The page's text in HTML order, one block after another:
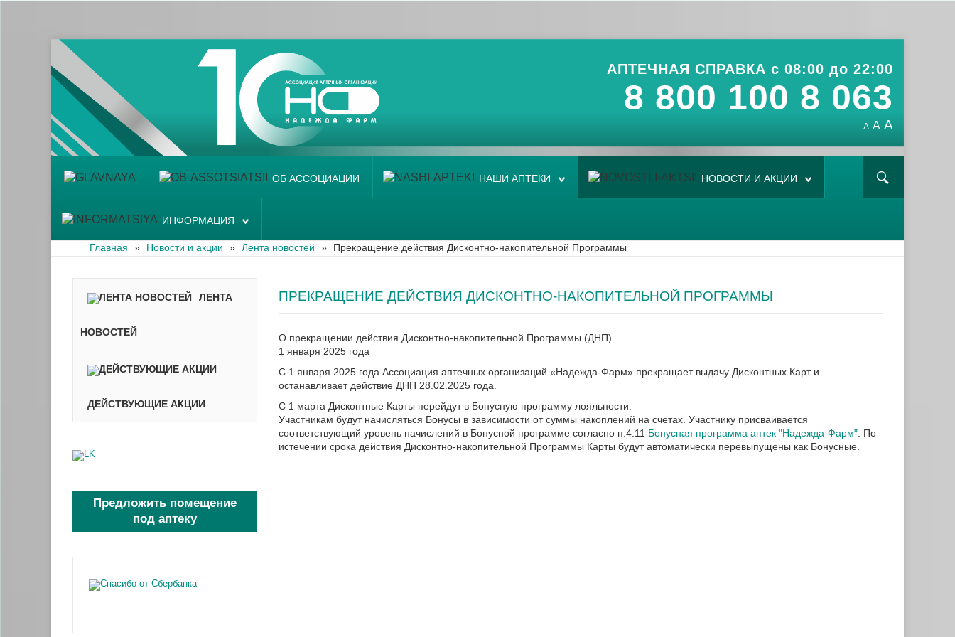
Об ассоциации
Наши аптеки
Новости и акции
Информация
АПТЕЧНАЯ СПРАВКА с 08:00 до 22:00
8 800 100 8 063
A A A
ОБ АССОЦИАЦИИ НАШИ АПТЕКИ НОВОСТИ И АКЦИИ
ИНФОРМАЦИЯ
Главная » Новости и акции » Лента новостей » Прекращение действия Дисконтно-накопительной Программы
ПРЕКРАЩЕНИЕ ДЕЙСТВИЯ ДИСКОНТНО-НАКОПИТЕЛЬНОЙ ПРОГРАММЫ
О прекращении действия Дисконтно-накопительной Программы (ДНП)
1 января 2025 года
С 1 января 2025 года Ассоциация аптечных организаций «Надежда-Фарм» прекращает выдачу Дисконтных Карт и
останавливает действие ДНП 28.02.2025 года.
С 1 марта Дисконтные Карты перейдут в Бонусную программу лояльности.
Участникам будут начисляться Бонусы в зависимости от суммы накоплений на счетах. Участнику присваивается
соответствующий уровень начислений в Бонусной программе согласно п.4.11 Бонусная программа аптек "Надежда-Фарм". По
истечении срока действия Дисконтно-накопительной Программы Карты будут автоматически перевыпущены как Бонусные.
ЛЕНТА
НОВОСТЕЙ
ДЕЙСТВУЮЩИЕ АКЦИИ
Предложить помещение
под аптеку